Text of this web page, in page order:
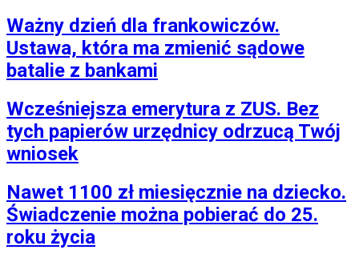
Ważny dzień dla frankowiczów.
Ustawa, która ma zmienić sądowe
batalie z bankami
Wcześniejsza emerytura z ZUS. Bez
tych papierów urzędnicy odrzucą Twój
wniosek
Nawet 1100 zł miesięcznie na dziecko.
Świadczenie można pobierać do 25.
roku życia